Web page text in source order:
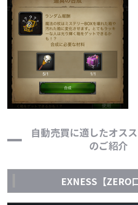
自動売買に適したオス
のご紹介
EXNESS【ZERO